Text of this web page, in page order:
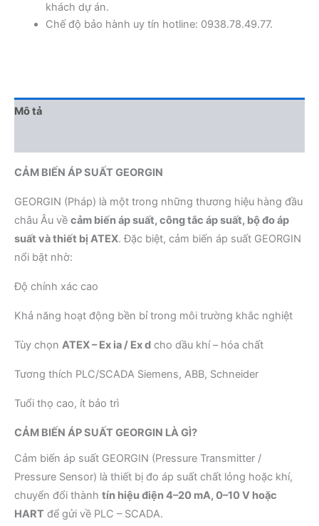
khách dự án.
Chế độ bảo hành uy tín hotline: 0938.78.49.77.
Mô tả
CẢM BIẾN ÁP SUẤT GEORGIN
GEORGIN (Pháp) là một trong những thương hiệu hàng đầu
châu Âu về cảm biến áp suất, công tắc áp suất, bộ đo áp
suất và thiết bị ATEX. Đặc biệt, cảm biến áp suất GEORGIN
nổi bật nhờ:
Độ chính xác cao
Khả năng hoạt động bền bỉ trong môi trường khắc nghiệt
Tùy chọn ATEX – Ex ia / Ex d cho dầu khí – hóa chất
Tương thích PLC/SCADA Siemens, ABB, Schneider
Tuổi thọ cao, ít bảo trì
CẢM BIẾN ÁP SUẤT GEORGIN LÀ GÌ?
Cảm biến áp suất GEORGIN (Pressure Transmitter /
Pressure Sensor) là thiết bị đo áp suất chất lỏng hoặc khí,
chuyển đổi thành tín hiệu điện 4–20 mA, 0–10 V hoặc
HART để gửi về PLC – SCADA.